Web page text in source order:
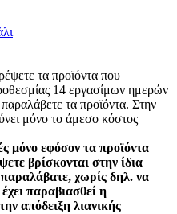
τα προϊόντα που
14 εργασίμων ημερών
τα προϊόντα. Στην
μόνο το άμεσο κόστος
μόνο εφόσον τα προϊόντα
βρίσκονται στην ίδια
χωρίς δηλ. να
παραβιασθεί η
απόδειξη λιανικής